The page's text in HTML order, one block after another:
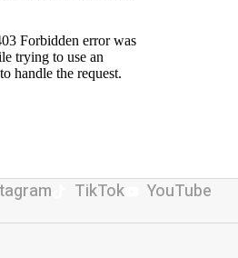
TikTok YouTube